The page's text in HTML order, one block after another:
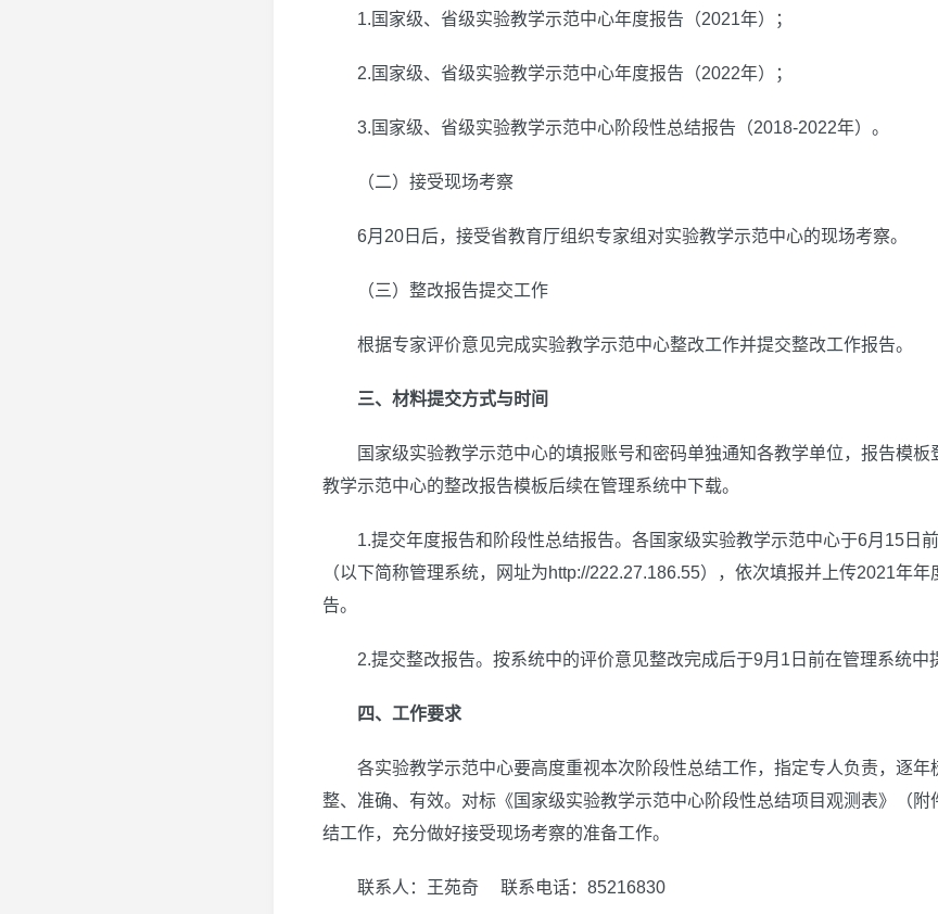
1.国家级、省级实验教学示范中心年度报告（2021年）；
2.国家级、省级实验教学示范中心年度报告（2022年）；
3.国家级、省级实验教学示范中心阶段性总结报告（2018-2022年）。
（二）接受现场考察
6月20日后，接受省教育厅组织专家组对实验教学示范中心的现场考察。
（三）整改报告提交工作
根据专家评价意见完成实验教学示范中心整改工作并提交整改工作报告。
三、材料提交方式与时间
国家级实验教学示范中心的填报账号和密码单独通知各教学单位，报告模
教学示范中心的整改报告模板后续在管理系统中下载。
1.提交年度报告和阶段性总结报告。各国家级实验教学示范中心于6月15日
（以下简称管理系统，网址为http://222.27.186.55），依次填报并上传2021年
告。
2.提交整改报告。按系统中的评价意见整改完成后于9月1日前在管理系统中
四、工作要求
各实验教学示范中心要高度重视本次阶段性总结工作，指定专人负责，逐
整、准确、有效。对标《国家级实验教学示范中心阶段性总结项目观测表》（
结工作，充分做好接受现场考察的准备工作。
联系人：王苑奇 联系电话：85216830